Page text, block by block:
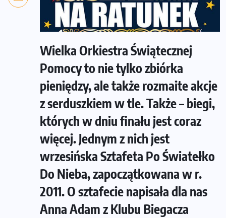
Wielka Orkiestra Świątecznej
Pomocy to nie tylko zbiórka
pieniędzy, ale także rozmaite akcje
z serduszkiem w tle. Także – biegi,
których w dniu finału jest coraz
więcej. Jednym z nich jest
wrzesińska Sztafeta Po Światełko
Do Nieba, zapoczątkowana w r.
2011. O sztafecie napisała dla nas
Anna Adam z Klubu Biegacza